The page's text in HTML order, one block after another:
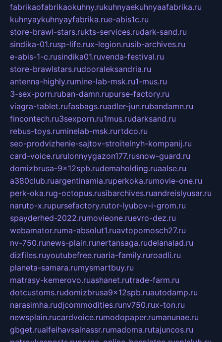
fabrikaofabrikaokuhny.rukuhnyaekuhnyaafabrika.ru
kuhnyaykuhnyayfabrika.rue-abis1c.ru
store-brawl-stars.rukts-services.rudark-sand.ru
sindika-01.rusp-life.rux-legion.rusib-archives.ru
e-abis-1-c.rusindika01.ruvenda-festival.ru
store-brawlstars.rudooraleksandria.ru
antenna-highly.rumine-lab-msk.ru1-mus.ru
3-sex-porn.ruban-damn.rupurse-factory.ru
viagra-tablet.rufasbags.ruadler-jun.rubandamn.ru
fincontech.ru3sexporn.ru1mus.rudarksand.ru
rebus-toys.ruminelab-msk.rurtdco.ru
seo-prodvizhenie-sajtov-stroitelnyh-kompanij.ru
card-voice.rurulonnyygazon177.rusnow-guard.ru
domizbrusa-9x12spb.rudemaholding.ruaalse.ru
a380club.ruargentinamia.ruperkoka.rumovie-one.ru
perk-oka.rug-octopus.rusibarchives.ruandreislyusar.ru
naruto-x.rupursefactory.rutor-lyubov-i-grom.ru
spayderhed-2022.rumovieone.ruevro-dez.ru
webamator.ruma-absolut1.ruavtopomosch27.ru
nv-750.runews-plain.runertansaga.rudelanalad.ru
dizfiles.ruyoutubefree.ruaria-family.ruroadli.ru
planeta-samara.rumysmartbuy.ru
matrasy-kemerovo.ruashanet.rutrade-farm.ru
dotcustoms.rudomizbrusa9x12spb.ruautodamp.ru
narasimha.rudjcommodities.runv750.rux-ton.ru
newsplain.rucardvoice.rumodopaper.rumanunae.ru
gbget.rualfeihavsalnassr.rumadoma.rutajuncos.ru